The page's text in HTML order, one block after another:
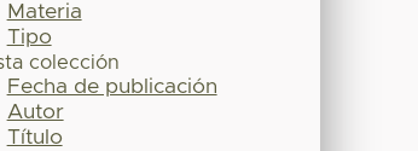
Materia
Tipo
colección
Fecha de publicación
Autor
Título